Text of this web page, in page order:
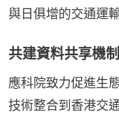
與日俱增的交通運
共建資料共享機
應科院致力促進生
技術整合到香港交